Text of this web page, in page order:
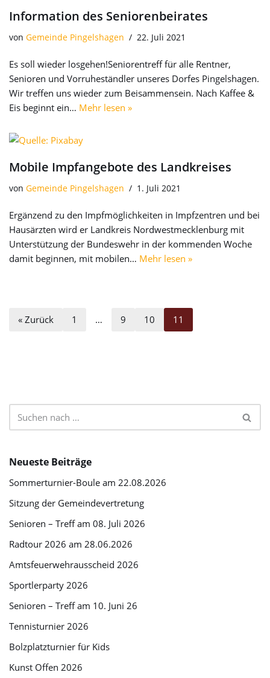
Information des Seniorenbeirates
von Gemeinde Pingelshagen 22. Juli 2021
Es soll wieder losgehen!Seniorentreff für alle Rentner,
Senioren und Vorruheständler unseres Dorfes Pingelshagen.
Wir treffen uns wieder zum Beisammensein. Nach Kaffee &
Eis beginnt ein… Mehr lesen »
Mobile Impfangebote des Landkreises
von Gemeinde Pingelshagen 1. Juli 2021
Ergänzend zu den Impfmöglichkeiten in Impfzentren und bei
Hausärzten wird er Landkreis Nordwestmecklenburg mit
Unterstützung der Bundeswehr in der kommenden Woche
damit beginnen, mit mobilen… Mehr lesen »
« Zurück 1 … 9 10 11
Neueste Beiträge
Sommerturnier-Boule am 22.08.2026
Sitzung der Gemeindevertretung
Senioren – Treff am 08. Juli 2026
Radtour 2026 am 28.06.2026
Amtsfeuerwehrausscheid 2026
Sportlerparty 2026
Senioren – Treff am 10. Juni 26
Tennisturnier 2026
Bolzplatzturnier für Kids
Kunst Offen 2026